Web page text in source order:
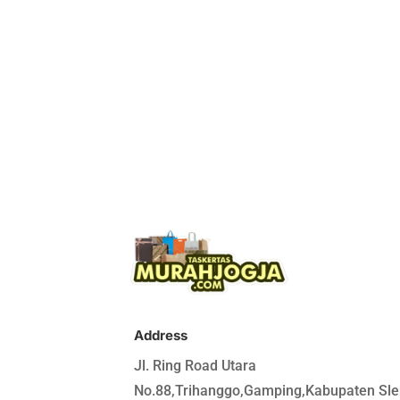
Address
Jl. Ring Road Utara
No.88,Trihanggo,Gamping,Kabupaten